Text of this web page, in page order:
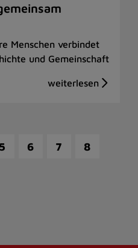
Menschen verbindet
und Gemeinschaft
5 6 7
8